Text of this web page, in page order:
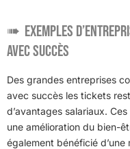
Exemples
avec succès
Des grandes entreprises
avec succès les tickets
d’avantages salariaux.
une amélioration du bien-
également bénéficié d’une